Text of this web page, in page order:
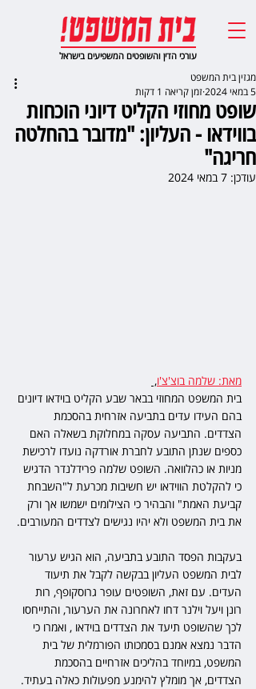
עורכי הדין והשופטים המשפיעים בישראל
שופט מחוזי הקליט דיוני הוכחות
בווידאו - העליון: "מדובר בהחלטה
חריגה"
מגזין בית המשפט
5 במאי 2024
זמן קריאה 1 דקות
עודכן: 7 במאי 2024
מאת: שלמה בוצ'צ'ו,
בית המשפט המחוזי בבאר שבע הקליט בוידאו דיונים
בהם העידו עדים בתביעה אזרחית בהסכמת
הצדדים. התביעה עסקה במחלוקת בשאלה האם
כספים שנתן התובע לחברת אורדקה נועדו לרכישת
מניות או כהלוואה. השופט שלמה פרידלנדר הדגיש
כי להקלטת הווידאו יש חשיבות מכרעת ל"השבחת
קביעת האמת" והבהיר כי הצילומים ישמשו אך ורק
את בית המשפט ולא יהיו נגישים לצדדים המעורבים.
בעקבות הפסד התובע בתביעה, הוא הגיש ערעור
לבית המשפט העליון בבקשה לקבל את תיעוד
העדים. עם זאת, השופטים עופר גרוסקופף, רות
רונן ויעל וילנר דחו לאחרונה את הערעור, והתייחסו
לכך שהשופט תיעד את הצדדים בוידאו , ואמרו כי
הדבר נמצא אמנם בסמכותו הפורמלית של בית
המשפט, במיוחד בהליכים אזרחיים בהסכמת
הצדדים, אך מומלץ להימנע מפעולות כאלה בעתיד.